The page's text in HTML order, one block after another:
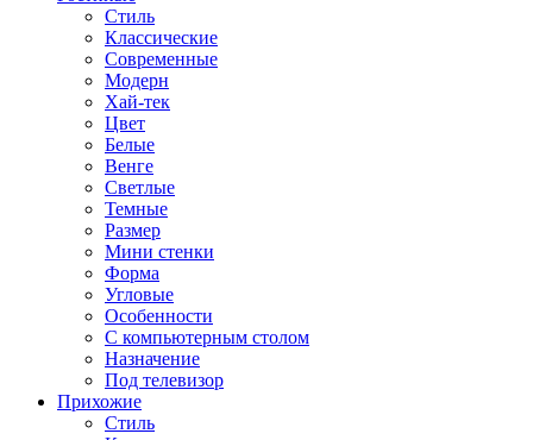
Стиль
Классические
Современные
Модерн
Хай-тек
Цвет
Белые
Венге
Светлые
Темные
Размер
Мини стенки
Форма
Угловые
Особенности
С компьютерным столом
Назначение
Под телевизор
Прихожие
Стиль